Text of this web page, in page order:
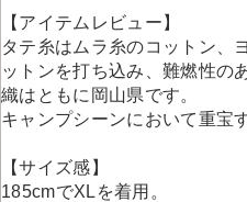
【アイテムレビュー】
タテ糸はムラ糸のコットン、
ットンを打ち込み、難燃性の
織はともに岡山県です。
キャンプシーンにおいて重宝
【サイズ感】
185cmでXLを着用。